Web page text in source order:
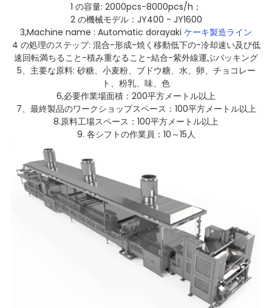
1 の容量: 2000pcs-8000pcs/h；
2 の機械モデル：JY400 - JY1600
3,Machine name : Automatic dorayaki ケーキ製造ライン
4 の処理のステップ: 混合-形成-焼く移動低下の-冷却速い及び低
速回転満ちること-積み重なること-結合-紫外線運ぶパッキング
5、主要な原料: 砂糖、小麦粉、ブドウ糖、水、卵、チョコレー
ト、粉乳、味、色
6,必要作業場面積：200平方メートル以上
7、最終製品のワークショップスペース：100平方メートル以上
8.原料工場スペース：100平方メートル以上
9. 各シフトの作業員：10～15人